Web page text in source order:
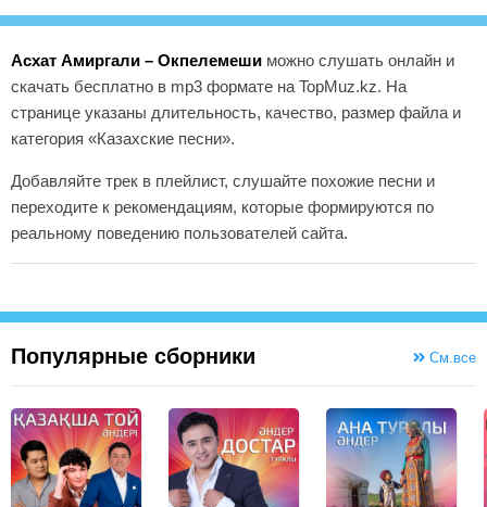
Асхат Амиргали – Окпелемеши можно слушать онлайн и
скачать бесплатно в mp3 формате на TopMuz.kz. На
странице указаны длительность, качество, размер файла и
категория «Казахские песни».
Добавляйте трек в плейлист, слушайте похожие песни и
переходите к рекомендациям, которые формируются по
реальному поведению пользователей сайта.
Популярные сборники См.все